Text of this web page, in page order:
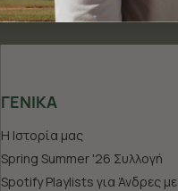
ΓΕΝΙΚΑ
Η Ιστορία μας
Spring Summer '26 Συλλογή
Spotify Playlists για Άνδρες με